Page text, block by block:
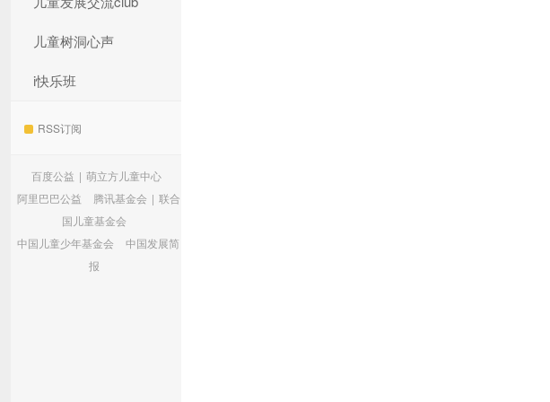
儿童树洞心声
i快乐班
RSS订阅
百度公益 | 萌立方儿童中心
阿里巴巴公益
腾讯基金会 | 联合
国儿童基金会
中国儿童少年基金会
中国发展简
报